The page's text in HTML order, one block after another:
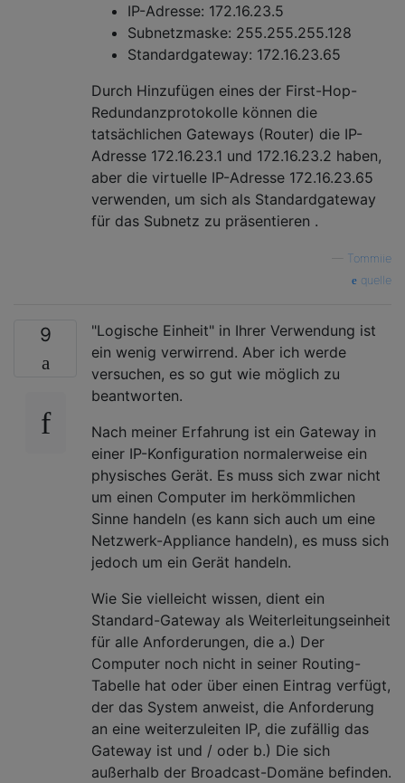
IP-Adresse: 172.16.23.5
Subnetzmaske: 255.255.255.128
Standardgateway: 172.16.23.65
Durch Hinzufügen eines der First-Hop-
Redundanzprotokolle können die
tatsächlichen Gateways (Router) die IP-
Adresse 172.16.23.1 und 172.16.23.2 haben,
aber die virtuelle IP-Adresse 172.16.23.65
verwenden, um sich als Standardgateway
für das Subnetz zu präsentieren .
Tommiie
quelle
9
"Logische Einheit" in Ihrer Verwendung ist
ein wenig verwirrend. Aber ich werde
versuchen, es so gut wie möglich zu
beantworten.
Nach meiner Erfahrung ist ein Gateway in
einer IP-Konfiguration normalerweise ein
physisches Gerät. Es muss sich zwar nicht
um einen Computer im herkömmlichen
Sinne handeln (es kann sich auch um eine
Netzwerk-Appliance handeln), es muss sich
jedoch um ein Gerät handeln.
Wie Sie vielleicht wissen, dient ein
Standard-Gateway als Weiterleitungseinheit
für alle Anforderungen, die a.) Der
Computer noch nicht in seiner Routing-
Tabelle hat oder über einen Eintrag verfügt,
der das System anweist, die Anforderung
an eine weiterzuleiten IP, die zufällig das
Gateway ist und / oder b.) Die sich
außerhalb der Broadcast-Domäne befinden.